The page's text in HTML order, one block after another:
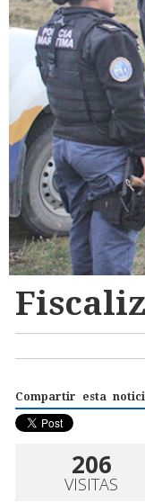
Compartir esta
206
VISITAS